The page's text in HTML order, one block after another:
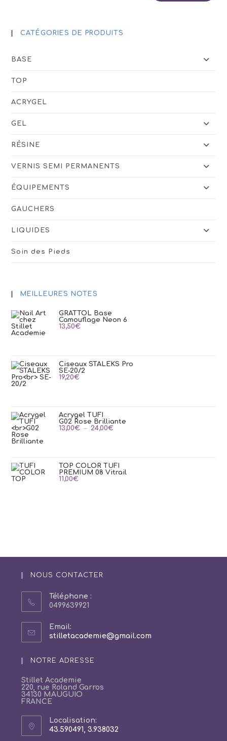
CATÉGORIES DE PRODUITS
BASE
TOP
ACRYGEL
GEL
RÉSINE
VERNIS SEMI PERMANENTS
ÉQUIPEMENTS
GAUCHERS
LIQUIDES
Soin des Pieds
MEILLEURES NOTES
GRATTOL Base
Camouflage Neon 6
13,50€
Ciseaux STALEKS Pro
SE-20/2
19,20€
Acrygel TUFI
G02 Rose Brilliante
13,00€ – 24,00€
24,00€
TOP COLOR TUFI
PREMIUM 08 Vitrail
11,00€
NOUS CONTACTER
Téléphone :
0499639921
Email:
stilletacademie@gmail.comS’ouvre
NOTRE ADRESSE
Stillet Academie
220, rue Roland Garros
34130 MAUGUIO
FRANCE
Localisation:
43.590491, 3.938032